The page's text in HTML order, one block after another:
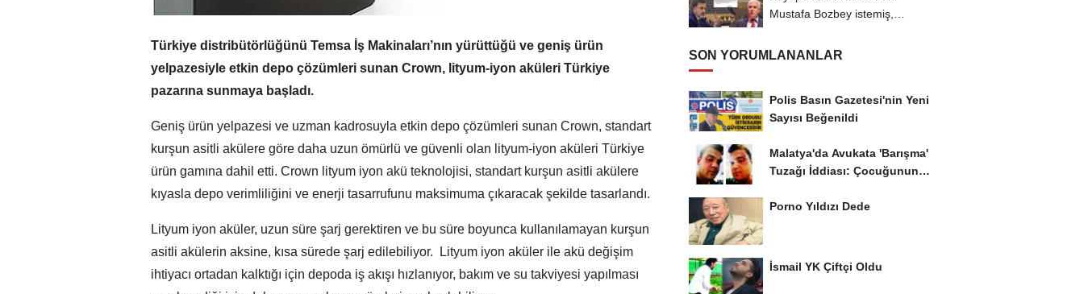
Türkiye distribütörlüğünü Temsa İş Makinaları’nın yürüttüğü ve geniş ürün
yelpazesiyle etkin depo çözümleri sunan Crown, lityum-iyon aküleri Türkiye
pazarına sunmaya başladı.
Geniş ürün yelpazesi ve uzman kadrosuyla etkin depo çözümleri sunan Crown, standart
kurşun asitli akülere göre daha uzun ömürlü ve güvenli olan lityum-iyon aküleri Türkiye
ürün gamına dahil etti. Crown lityum iyon akü teknolojisi, standart kurşun asitli akülere
kıyasla depo verimliliğini ve enerji tasarrufunu maksimuma çıkaracak şekilde tasarlandı.
Lityum iyon aküler, uzun süre şarj gerektiren ve bu süre boyunca kullanılamayan kurşun
asitli akülerin aksine, kısa sürede şarj edilebiliyor. Lityum iyon aküler ile akü değişim
ihtiyacı ortadan kalktığı için depoda iş akışı hızlanıyor, bakım ve su takviyesi yapılması
Mustafa Bozbey istemiş,
SON YORUMLANANLAR
Polis Basın Gazetesi'nin Yeni
Sayısı Beğenildi
Malatya'da Avukata 'Barışma'
Tuzağı İddiası: Çocuğunun
Porno Yıldızı Dede
İsmail YK Çiftçi Oldu